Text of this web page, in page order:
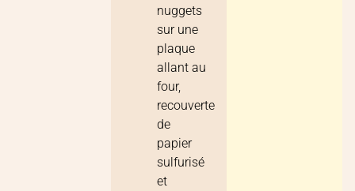
nuggets
sur une
plaque
allant au
four,
recouverte
de
papier
sulfurisé
et